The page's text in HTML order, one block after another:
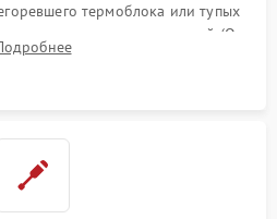
термоблока или тупых
силиконовых уплотнителей (O-
для надежного устранения